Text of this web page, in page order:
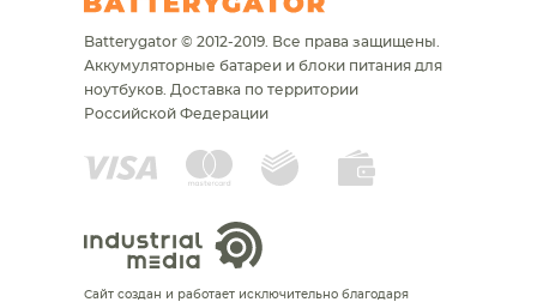
Batterygator © 2012-2019. Все права защищены.
Аккумуляторные батареи и блоки питания для
ноутбуков. Доставка по территории
Российской Федерации
Сайт создан и работает исключительно благодаря